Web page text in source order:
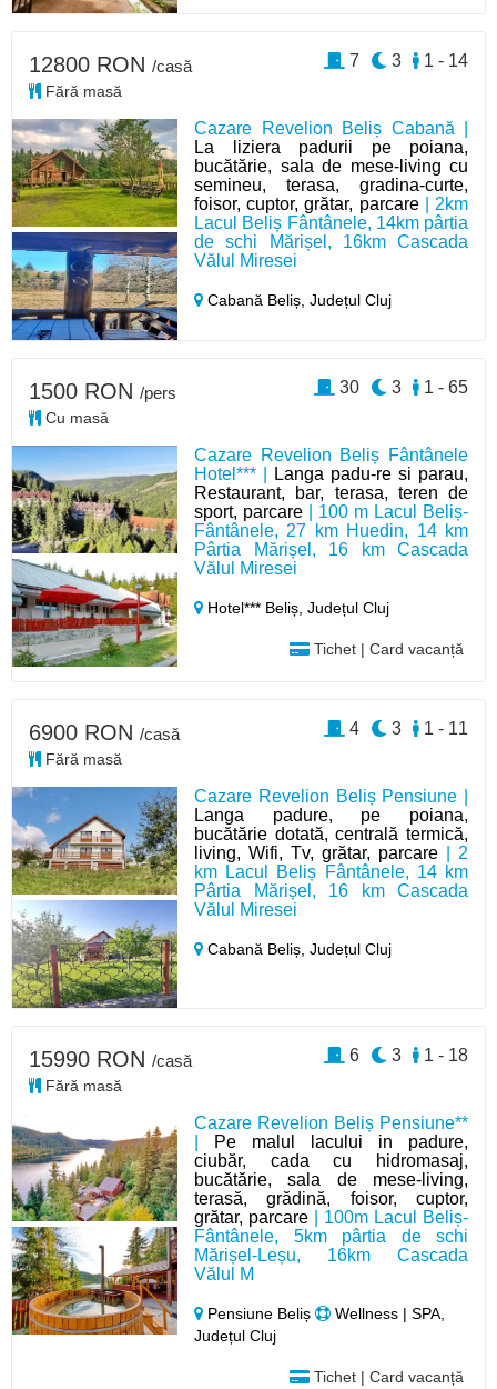
Cazare Revelion Beliș Cabană |
La liziera padurii pe poiana,
bucătărie, sala de mese-living cu
semineu, terasa, gradina-curte,
foisor, cuptor, grătar, parcare| 2km
Lacul Beliș Fântânele, 14km pârtia
de schi Mărișel, 16km Cascada
Vălul Miresei
Cabană Beliș,Județul Cluj
12800 RON /casă
Fără masă
1 - 14
3
7
Cazare Revelion Beliș Fântânele
Hotel*** |
Langa padu-re si parau,
Restaurant, bar, terasa, teren de
sport, parcare | 100 m Lacul Beliș-
Fântânele, 27 km Huedin, 14 km
Pârtia Mărișel, 16 km Cascada
Vălul Miresei
Hotel*** Beliș,Județul Cluj
Tichet | Card vacanță
1500 RON /pers
Cu masă
1 - 65
3
30
Cazare Revelion Beliș Pensiune |
Langa padure, pe poiana,
bucătărie dotată, centrală termică,
living, Wifi, Tv, grătar, parcare | 2
km Lacul Beliș Fântânele, 14 km
Pârtia Mărișel, 16 km Cascada
Vălul Miresei
Cabană Beliș,Județul Cluj
6900 RON /casă
Fără masă
1 - 11
3
4
Cazare Revelion Beliș Pensiune**
Pe malul lacului in padure,
ciubăr, cada cu hidromasaj,
bucătărie, sala de mese-living,
terasă, grădină, foisor, cuptor,
grătar, parcare | 100m Lacul Beliș-
Fântânele, 5km pârtia de schi
Mărișel-Leșu, 16km Cascada
Vălul M
Pensiune Beliș
Wellness | SPA,
Județul Cluj
Tichet | Card vacanță
15990 RON /casă
Fără masă
1 - 18
3
6